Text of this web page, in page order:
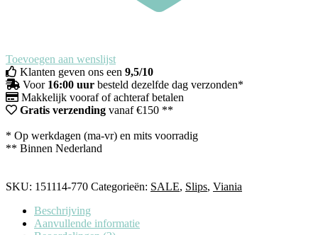
Toevoegen aan wenslijst
Klanten geven ons een 9,5/10
Voor 16:00 uur besteld dezelfde dag verzonden*
Makkelijk vooraf of achteraf betalen
Gratis verzending vanaf €150 **
* Op werkdagen (ma-vr) en mits voorradig
** Binnen Nederland
SKU: 151114-770 Categorieën: SALE, Slips, Viania
Beschrijving
Aanvullende informatie